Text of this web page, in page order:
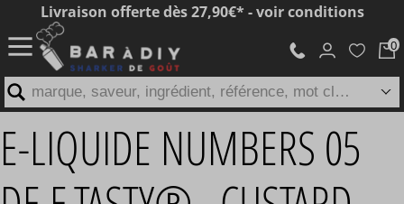
E-LIQUIDE NUMBERS 05
Livraison offerte dès 27,90€* - voir conditions
marque, saveur, ingrédient, référence, mot clé...